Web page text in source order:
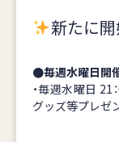
新たに
●毎週水曜日開
・毎週水曜日
グッズ等プレゼ